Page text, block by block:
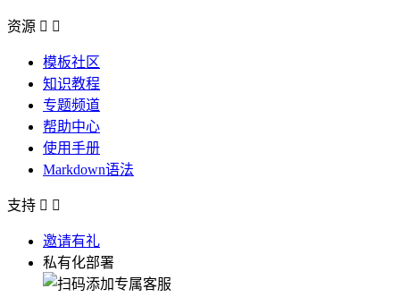
资源  
模板社区
知识教程
专题频道
帮助中心
使用手册
Markdown语法
支持  
邀请有礼
私有化部署